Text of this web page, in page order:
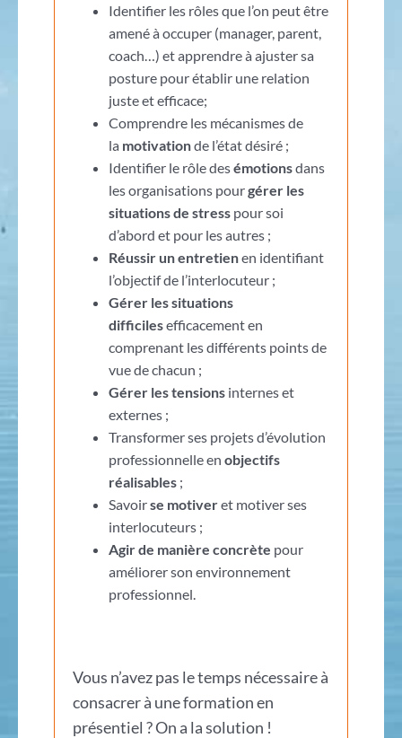
Identifier les rôles que l’on peut être
amené à occuper (manager, parent,
coach…) et apprendre à ajuster sa
posture pour établir une relation
juste et efficace;
Comprendre les mécanismes de
la motivationde l’état désiré ;
Identifier le rôle desémotionsdans
les organisations pourgérer les
situations de stresspour soi
d’abord et pour les autres ;
Réussir un entretienen identifiant
l’objectif de l’interlocuteur ;
Gérer les situations
difficilesefficacement en
comprenant les différents points de
vue de chacun ;
Gérer les tensionsinternes et
externes ;
Transformer ses projets d’évolution
professionnelle en objectifs
réalisables;
Savoirse motiveret motiver ses
interlocuteurs ;
Agir de manière concrète pour
améliorer son environnement
professionnel.
Vous n’avez pas le temps nécessaire à
consacrer à une formation en
présentiel ? On a la solution !